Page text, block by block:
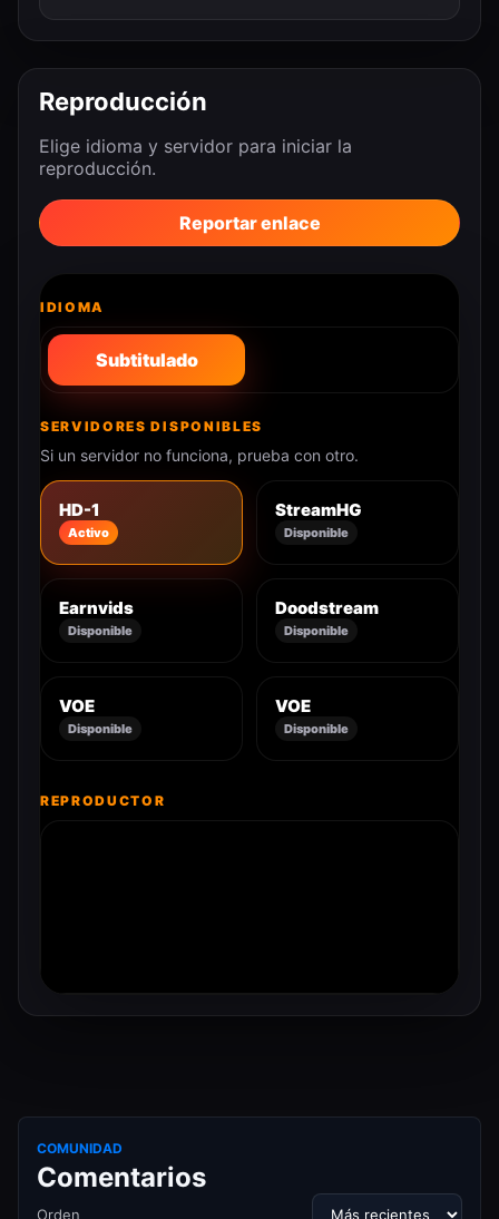
Reproducción
Elige idioma y servidor para iniciar la
reproducción.
Reportar enlace
IDIOMA
Subtitulado
SERVIDORES DISPONIBLES
Si un servidor no funciona, prueba con otro.
HD-1
Activo
StreamHG
Disponible
Earnvids
Disponible
Doodstream
Disponible
VOE
Disponible
VOE
Disponible
REPRODUCTOR
COMUNIDAD
Comentarios
Orden